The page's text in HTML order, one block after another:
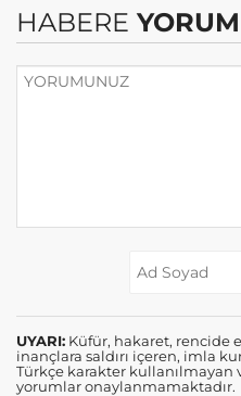
HABERE
UYARI: Küfür, hakaret, rencide
inançlara saldırı içeren, imla
Türkçe karakter kullanılmayan
yorumlar onaylanmamaktadır.